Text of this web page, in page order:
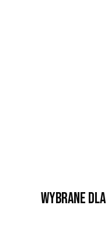
Wybrane dla